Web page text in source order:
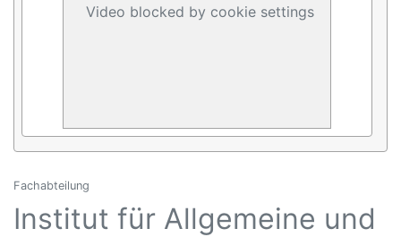
Video blocked by cookie settings
Fachabteilung
Institut für Allgemeine und